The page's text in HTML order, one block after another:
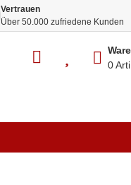
Vertrauen
Über 50.000 zufriedene Kunden
0